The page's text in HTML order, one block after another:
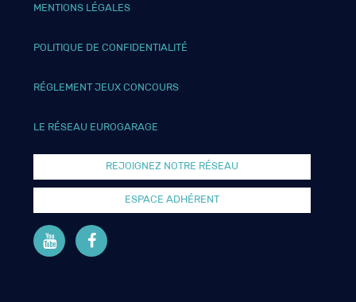
MENTIONS LÉGALES
POLITIQUE DE CONFIDENTIALITÉ
RÉGLEMENT JEUX CONCOURS
LE RÉSEAU EUROGARAGE
REJOIGNEZ NOTRE RÉSEAU
ESPACE ADHÉRENT